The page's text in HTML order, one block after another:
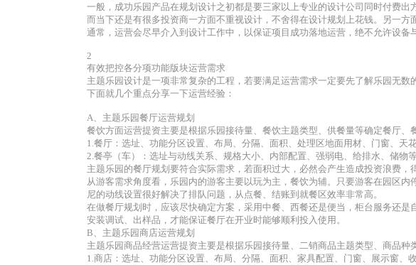
一般，成功乐园产品在规划设计之初都是要三家以上专业的设计公司同时付费出
而当下还是有很多投资商一方面不重视设计，不舍得在设计规划上花钱。另一
通常，运营会尽早介入到设计工作中，以保证项目成功落地运营，绝不允许设备
2
有效把控各分项功能版块运营需求
主题乐园设计是一项非常复杂的工程，若要满足运营需求一定要先了解乐园无数
下面就几个重点分享一下运营经验：
A、主题乐园餐厅运营规划
餐饮方面运营提资主要是根据乐园接待量、餐饮主题类型、供餐量等确定餐厅、
1.餐厅：选址、功能分区设置、布局、分隔、面积、处理区地面用材、门窗、天
2.餐亭（车）：选址与动线关系、规格大小、内部配置、强弱电、给排水、储物等
主题乐园的餐厅规划要符合实际需求，若面积过大，必然会产生造成投资浪费
从游客需求角度看，乐园内的游客主要以玩为主，餐饮为辅。只要游客在园区
尼的动线设置很好解决了排队问题，从点餐、结账到就餐区效率非常高。
在做餐厅规划时，应该尽快确定方案，采用中餐、西餐还是便当，柜台服务还
安装调试、出样品，才能保证餐厅在开业时能够顺利投入使用。
B、主题乐园商店运营规划
主题乐园商品经营运营提资主要是根据乐园接待量、二销商品主题类型、商品
1.商店：选址、功能分区设置、布局、分隔、面积、家具配置、门窗、展示窗、